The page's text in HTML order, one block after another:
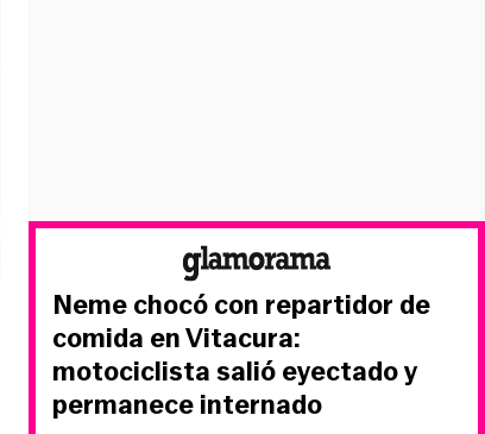
Neme chocó con repartidor de
comida en Vitacura:
motociclista salió eyectado y
permanece internado